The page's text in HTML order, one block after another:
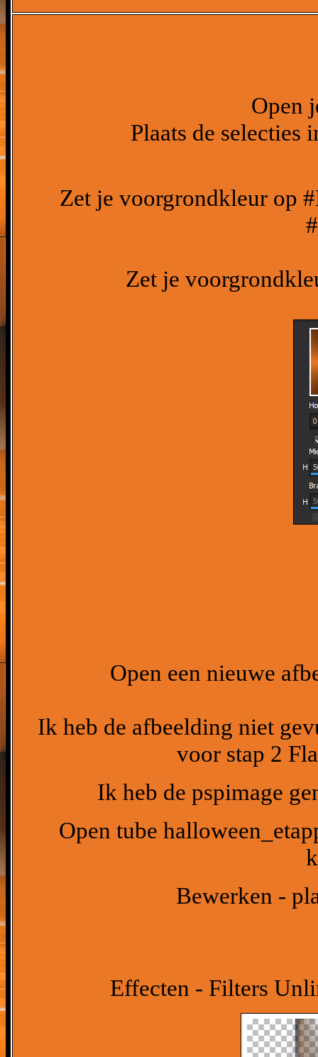
Open
Plaats de selecties
Zet je voorgrondkleur op
Zet je
Open een nieuwe
Ik heb de afbeelding niet
voor stap 2
Ik heb de pspimage
Open tube
Bewerken -
Effecten - Filters